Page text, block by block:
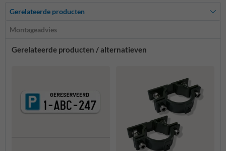
Gerelateerde producten
Montageadvies
Gerelateerde producten / alternatieven